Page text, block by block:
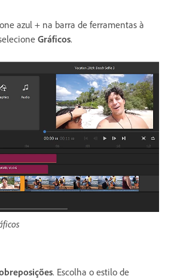
azul + na barra de ferramentas à
Gráficos.
. Escolha o estilo de